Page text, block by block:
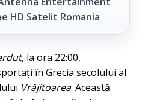
HD Satelit Romania
, la ora 22:00,
în Grecia secolului al
Vrăjitoarea. Această